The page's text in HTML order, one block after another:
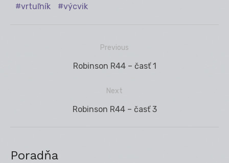
vrtuľník
výcvik
Previous
Previous
Robinson R44 – časť 1
Next
Next
Robinson R44 – časť 3
Poradňa